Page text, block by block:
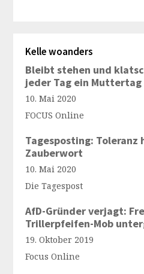
Kelle woanders
Bleibt stehen und
jeder Tag ein
10. Mai 2020
FOCUS Online
Tagesposting: Toleranz
Zauberwort
10. Mai 2020
Die Tagespost
AfD-Gründer verjagt:
Trillerpfeifen-Mob
19. Oktober 2019
Focus Online